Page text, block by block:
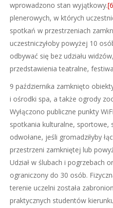
wprowadzono stan wyjątkowy.
plenerowych, w których
spotkań w przestrzeniach
uczestniczyłoby powyżej 10
odbywać się bez udziału
przedstawienia teatralne,
9 października zamknięto
i ośrodki spa, a także ogrody
Wyłączono publiczne punkty
spotkania kulturalne, sportowe,
odwołane, jeśli gromadziłyby
przestrzeni zamkniętej lub
Udział w ślubach i pogrzebach
ograniczony do 30 osób.
terenie uczelni została
praktycznych studentów